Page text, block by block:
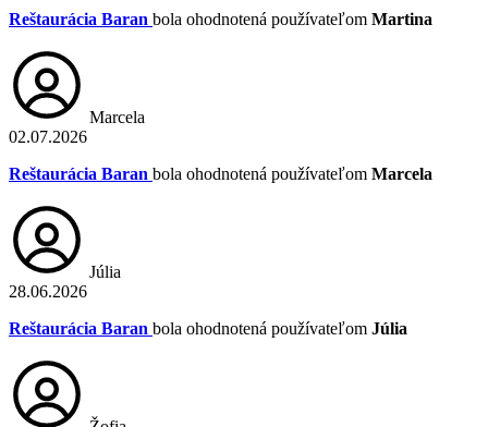
Reštaurácia Baran bola ohodnotená používateľom Martina
Marcela
02.07.2026
Reštaurácia Baran bola ohodnotená používateľom Marcela
Júlia
28.06.2026
Reštaurácia Baran bola ohodnotená používateľom Júlia